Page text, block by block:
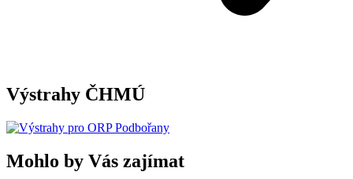
Výstrahy ČHMÚ
Mohlo by Vás zajímat